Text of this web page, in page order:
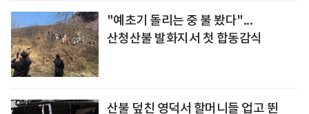
"예초기 돌리는 중 불 봤다"...
산청산불 발화지서 첫 합동감식
산불 덮친 영덕서 할머니들 업고 뛴